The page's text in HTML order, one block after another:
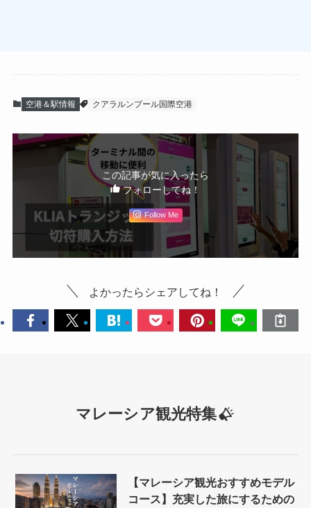
空港＆駅情報 クアラルンプール国際空港
この記事が気に入ったら
フォローしてね！
Follow Me
よかったらシェアしてね！
マレーシア観光特集
【マレーシア観光おすすめモデル
コース】充実した旅にするための